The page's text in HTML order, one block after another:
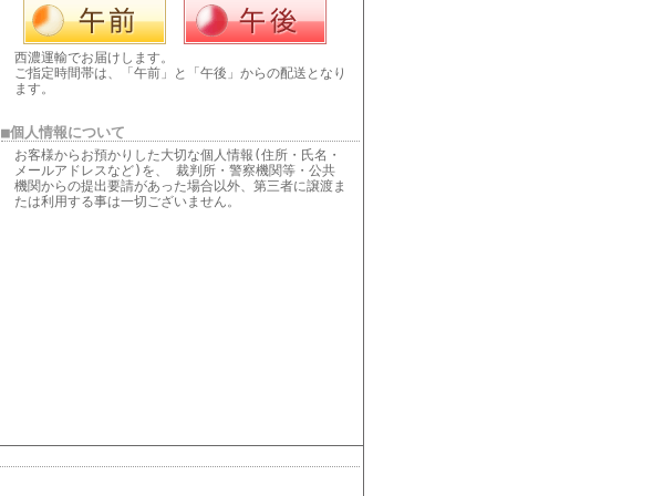
西濃運輸でお届けします。
ご指定時間帯は、「午前」と「午後」からの配送となり
ます。
■個人情報について
お客様からお預かりした大切な個人情報(住所・氏名・
メールアドレスなど)を、 裁判所・警察機関等・公共
機関からの提出要請があった場合以外、第三者に譲渡ま
たは利用する事は一切ございません。